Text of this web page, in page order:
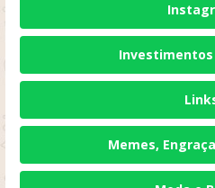
Investimentos
Memes,